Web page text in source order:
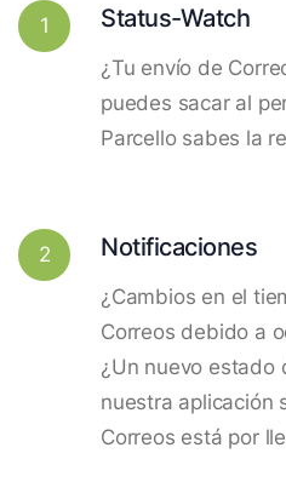
1 Status-Watch
¿Tu envío de
puedes sacar al
Parcello sabes la
2 Notificaciones
¿Cambios en el
Correos debido a
¿Un nuevo estado
nuestra aplicación
Correos está por